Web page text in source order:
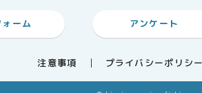
ーム アンケート
注意事項 プライバシーポリシー